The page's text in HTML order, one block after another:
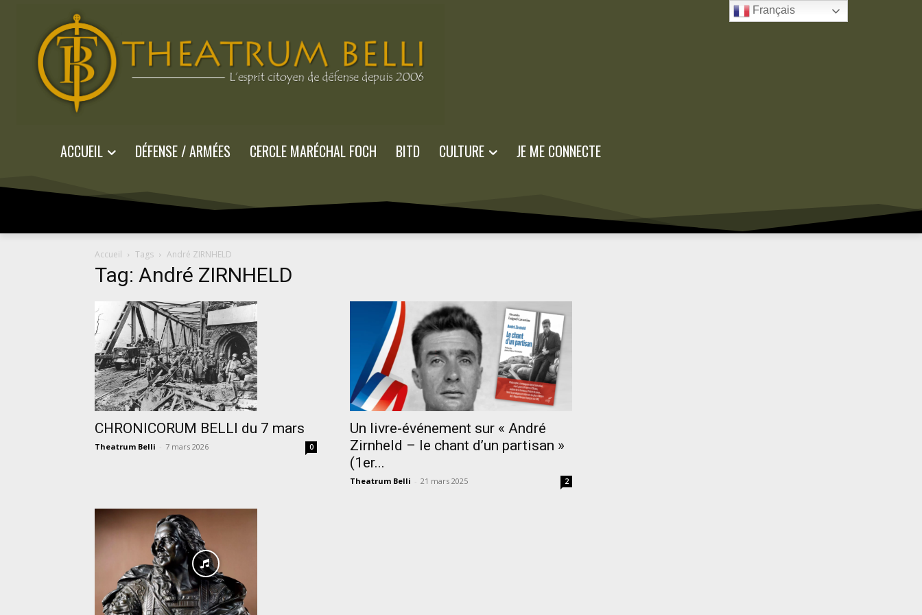
ACCUEIL DÉFENSE / ARMÉES CERCLE MARÉCHAL FOCH BITD CULTURE JE ME CONNECTE
Accueil Tags André ZIRNHELD
Tag: André ZIRNHELD
CHRONICORUM BELLI du 7 mars
Theatrum Belli - 7 mars 2026 0
Un livre-événement sur « André
Zirnheld – le chant d’un partisan »
(1er...
Theatrum Belli - 21 mars 2025 2
Français